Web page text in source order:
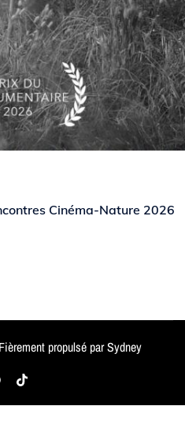
Cinéma-Nature 2026
propulsé parSydney